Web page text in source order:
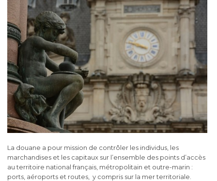
La douane a pour mission de contrôler les individus, les
marchandises et les capitaux sur l’ensemble des points d’accès
au territoire national français, métropolitain et outre-marin :
ports, aéroports et routes, y compris sur la mer territoriale.